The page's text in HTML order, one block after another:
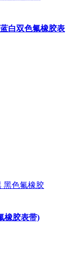
白双色氟橡胶表
橡胶表带)